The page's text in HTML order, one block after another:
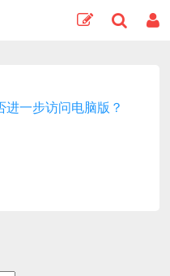
一步访问电脑版？